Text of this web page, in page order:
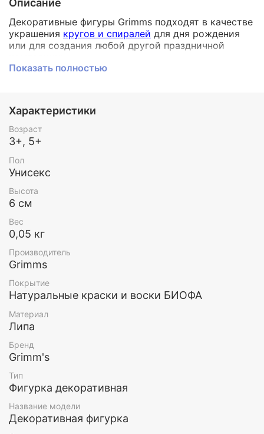
Декоративные фигуры Grimms подходят в качестве
украшения кругов и спиралей для дня рождения
или для создания любой другой праздничной
Также фигурка станет замечательным украшением
значение для вашего ребенка - может быть, есть
любимая история или животное?
Или создайте небольшие декоративные
композиции в сезон. Их можно поставить на
создадут особую атмосферу в каждом случае.
Декоративные фигуры окрашены вручную.
Grimms предлагает большой выбор декоративных
фигур, среди которых: животные, растения,
сказочные персонажи, цветы, насекомые, цифры,
символы разных праздников. Среди такого
многообразия Вы точно соберете свою идеальную
коллекцию.
Высота: 6 см
Возраст: 5+
Показать полностью
Характеристики
Возраст
3+, 5+
Пол
Унисекс
Высота
6 см
Вес
0,05 кг
Производитель
Grimms
Покрытие
Натуральные краски и воски БИОФА
Материал
Липа
Бренд
Grimm's
Тип
Фигурка декоративная
Название модели
Декоративная фигурка